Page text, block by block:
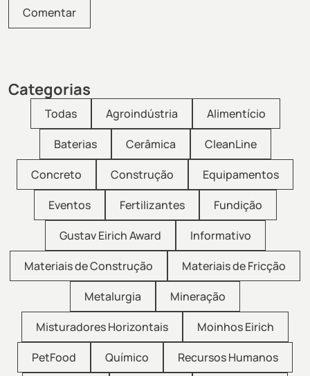
Categorias
Todas Agroindústria
Alimentício
Baterias
Cerâmica
CleanLine
Concreto
Construção
Equipamentos
Eventos
Fertilizantes
Fundição
Gustav Eirich Award
Informativo
Materiais de Construção
Materiais de Fricção
Metalurgia
Mineração
Misturadores Horizontais
Moinhos Eirich
PetFood
Químico
Recursos Humanos